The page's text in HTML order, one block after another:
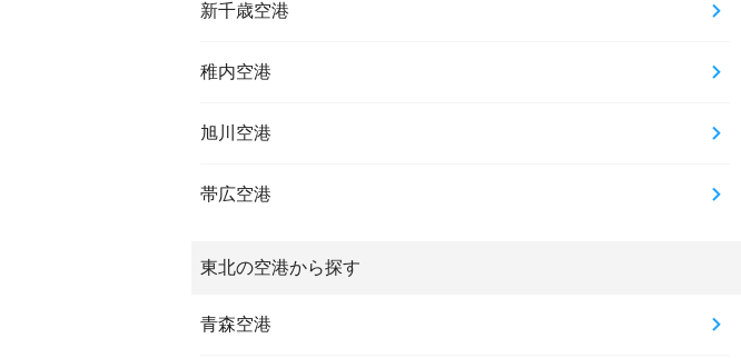
新千歳空港
稚内空港
旭川空港
帯広空港
東北の空港から探す
青森空港